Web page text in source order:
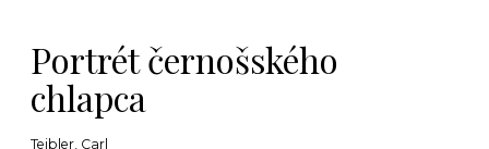
Portrét černošského
chlapca
Teibler, Carl